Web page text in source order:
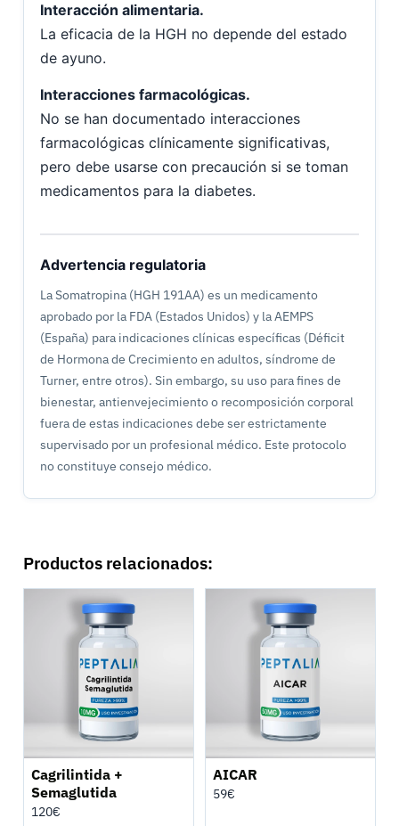
Interacción alimentaria.
La eficacia de la HGH no depende del estado
de ayuno.
Interacciones farmacológicas.
No se han documentado interacciones
farmacológicas clínicamente significativas,
pero debe usarse con precaución si se toman
medicamentos para la diabetes.
Advertencia regulatoria
La Somatropina (HGH 191AA) es un medicamento
aprobado por la FDA (Estados Unidos) y la AEMPS
(España) para indicaciones clínicas específicas (Déficit
de Hormona de Crecimiento en adultos, síndrome de
Turner, entre otros). Sin embargo, su uso para fines de
bienestar, antienvejecimiento o recomposición corporal
fuera de estas indicaciones debe ser estrictamente
supervisado por un profesional médico. Este protocolo
no constituye consejo médico.
Productos relacionados:
Cagrilintida +
Semaglutida
120€
AICAR
59€